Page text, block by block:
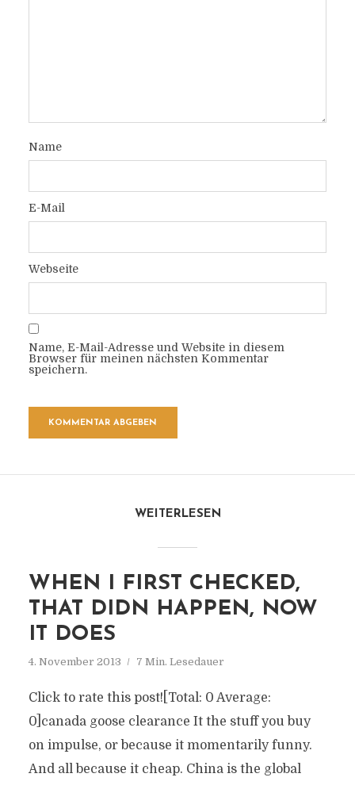
Name
E-Mail
Webseite
Name, E-Mail-Adresse und Website in diesem
Browser für meinen nächsten Kommentar
speichern.
WEITERLESEN
WHEN I FIRST CHECKED,
THAT DIDN HAPPEN, NOW
IT DOES
4. November 2013 7 Min. Lesedauer
Click to rate this post![Total: 0 Average:
0]canada goose clearance It the stuff you buy
on impulse, or because it momentarily funny.
And all because it cheap. China is the global